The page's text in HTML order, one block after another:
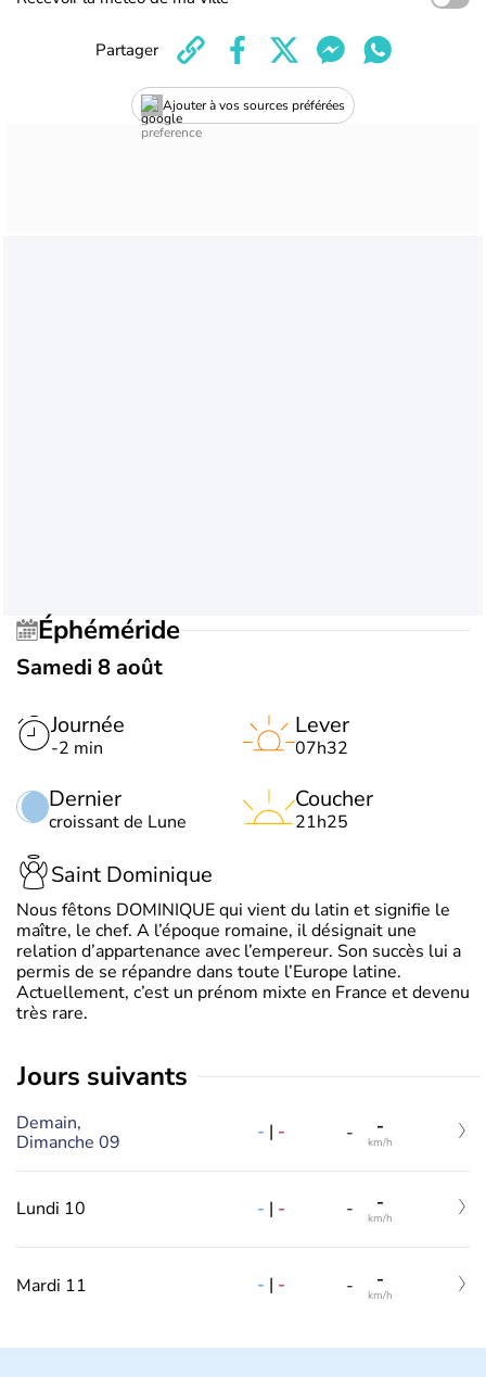
Ajouter à vos sources préférées
Partager
Éphéméride
Samedi 8 août
Journée
-2 min
Dernier
croissant de Lune
Lever
07h32
Coucher
21h25
Saint Dominique
Nous fêtons DOMINIQUE qui vient du latin et signifie le
maître, le chef. A l’époque romaine, il désignait une
relation d’appartenance avec l’empereur. Son succès lui a
permis de se répandre dans toute l’Europe latine.
Actuellement, c’est un prénom mixte en France et devenu
très rare.
jours suivants
Demain,
Dimanche 09
- | - - -
km/h
Lundi 10 - | - - -
km/h
Mardi 11 - | - - -
km/h